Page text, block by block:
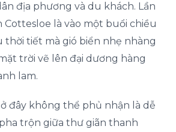
địa phương và du khách. Lần
Cottesloe là vào một buổi chiều
thời tiết mà gió biển nhẹ nhàng
trời vẽ lên đại dương hàng
lam.
đây không thể phủ nhận là dễ
trộn giữa thư giãn thanh